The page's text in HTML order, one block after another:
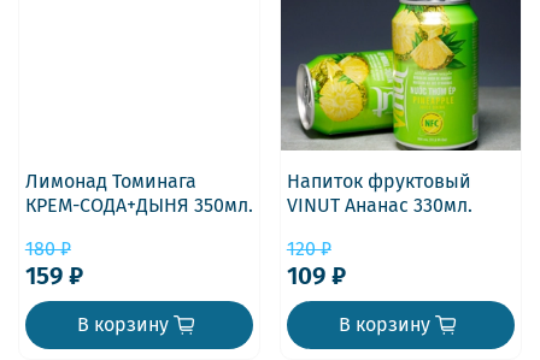
Лимонад Томинага
КРЕМ-СОДА+ДЫНЯ 350мл.
180 ₽
159 ₽
В корзину
Напиток фруктовый
VINUT Ананас 330мл.
120 ₽
109 ₽
В корзину